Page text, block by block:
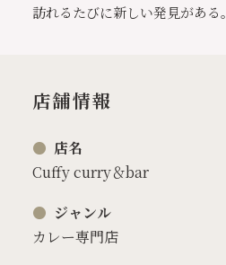
訪れるたびに新しい発見がある。
店舗情報
店名
Cuffy curry＆bar
ジャンル
カレー専門店